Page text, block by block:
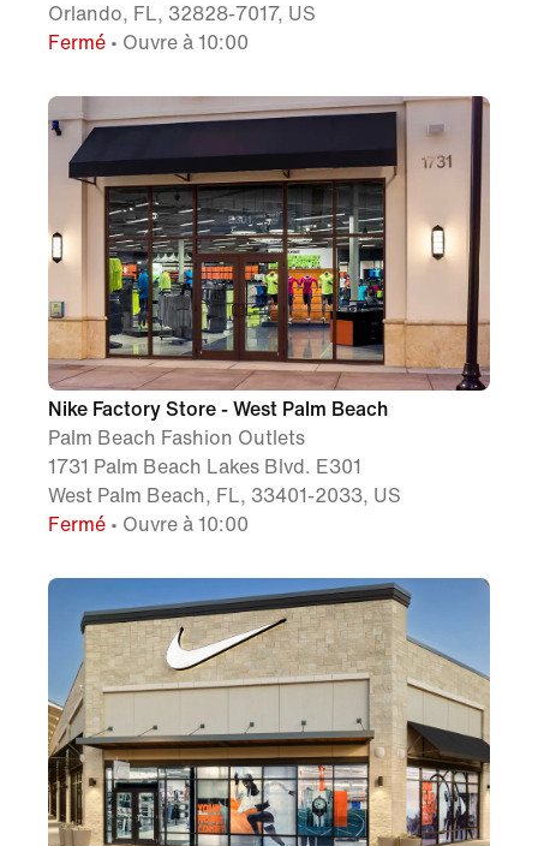
Orlando, FL, 32828-7017, US
Fermé • Ouvre à 10:00
Nike Factory Store - West Palm Beach
Palm Beach Fashion Outlets
1731 Palm Beach Lakes Blvd. E301
West Palm Beach, FL, 33401-2033, US
Fermé • Ouvre à 10:00